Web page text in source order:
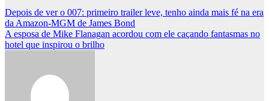
Post
navigation
Depois de ver o 007: primeiro trailer leve, tenho ainda mais fé na era
da Amazon-MGM de James Bond
A esposa de Mike Flanagan acordou com ele caçando fantasmas no
hotel que inspirou o brilho